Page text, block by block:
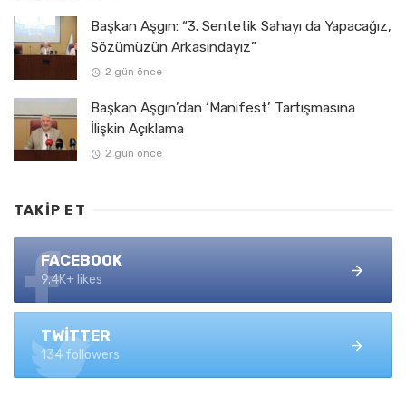
Başkan Aşgın: “3. Sentetik Sahayı da Yapacağız,
Sözümüzün Arkasındayız”
2 gün önce
Başkan Aşgın’dan ‘Manifest’ Tartışmasına
İlişkin Açıklama
2 gün önce
TAKIP ET
FACEBOOK
9.4K+ likes
TWITTER
134 followers